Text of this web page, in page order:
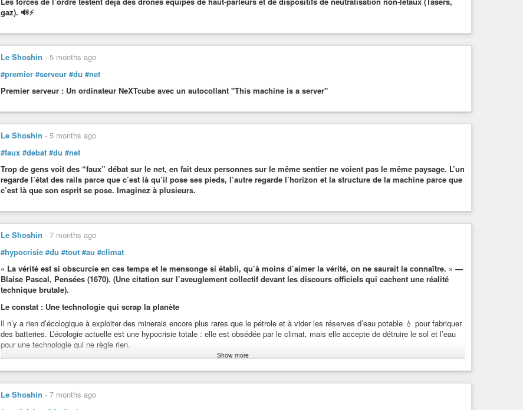
gaz). 🔊⚡
Le Shoshin - 5 months ago
#premier #serveur #du #net
Premier serveur : Un ordinateur NeXTcube avec un autocollant "This machine is a server"
Le Shoshin - 5 months ago
#faux #debat #du #net
Trop de gens voit des “faux” débat sur le net, en fait deux personnes sur le même sentier ne voient pas le même paysage. L’un
regarde l’état des rails parce que c’est là qu’il pose ses pieds, l’autre regarde l’horizon et la structure de la machine parce que
c’est là que son esprit se pose. Imaginez à plusieurs.
Le Shoshin - 7 months ago
#hypocrisie #du #tout #au #climat
« La vérité est si obscurcie en ces temps et le mensonge si établi, qu’à moins d’aimer la vérité, on ne saurait la connaître. » —
Blaise Pascal, Pensées (1670). (Une citation sur l’aveuglement collectif devant les discours officiels qui cachent une réalité
technique brutale).
Le constat : Une technologie qui scrap la planète
Il n’y a rien d’écologique à exploiter des minerais encore plus rares que le pétrole et à vider les réserves d’eau potable 💧 pour fabriquer
des batteries. L’écologie actuelle est une hypocrisie totale : elle est obsédée par le climat, mais elle accepte de détruire le sol et l’eau
pour une technologie qui ne règle rien.
Le pillage de l’eau : L’extraction du lithium et des métaux rares pompe et pollue l’eau nécessaire à la vie. C’est un crime
environnemental masqué par un discours “vert”.
demande de transformer la Terre en gruyère pour des piles jetables.
Show more
Le Shoshin - 7 months ago